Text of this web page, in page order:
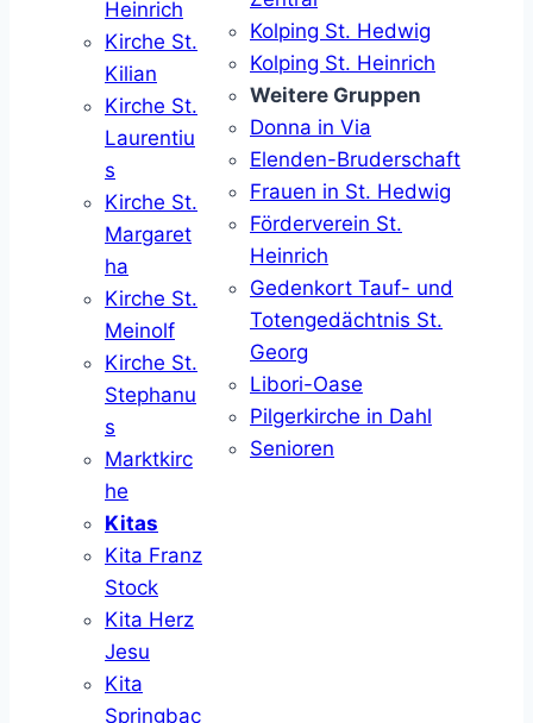
Heinrich
Kirche St.
Kilian
Kirche St.
Laurentiu
s
Kirche St.
Margaret
ha
Kirche St.
Meinolf
Kirche St.
Stephanu
s
Marktkirc
he
Kitas
Kita Franz
Stock
Kita Herz
Jesu
Kita
Springbac
Kolping St. Hedwig
Kolping St. Heinrich
Weitere Gruppen
Donna in Via
Elenden-Bruderschaft
Frauen in St. Hedwig
Förderverein St.
Heinrich
Gedenkort Tauf- und
Totengedächtnis St.
Georg
Libori-Oase
Pilgerkirche in Dahl
Senioren